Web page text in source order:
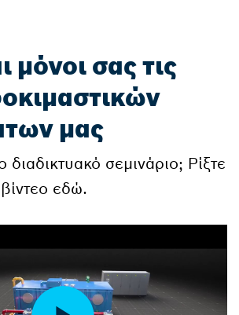
μόνοι σας τις
μας
διαδικτυακό σεμινάριο; Ρίξτε
εδώ.